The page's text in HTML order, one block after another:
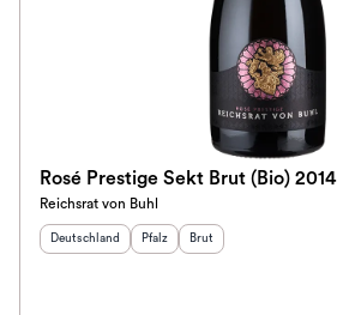
Rosé Prestige Sekt Brut (Bio) 2014
Reichsrat von Buhl
Herkunftsland
Deutschland Herkunftsregion
Pfalz Geschmack
Brut